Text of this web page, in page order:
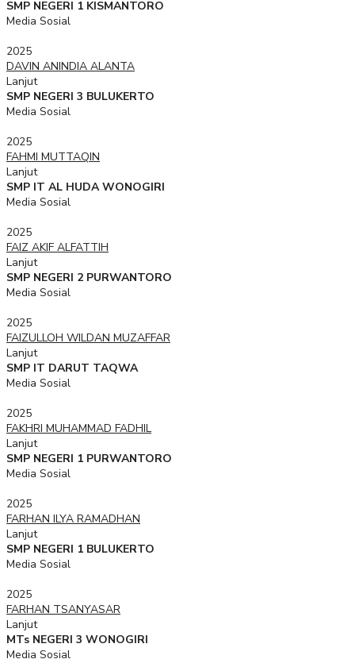
SMP NEGERI 1 KISMANTORO
Media Sosial
2025
DAVIN ANINDIA ALANTA
Lanjut
SMP NEGERI 3 BULUKERTO
Media Sosial
2025
FAHMI MUTTAQIN
Lanjut
SMP IT AL HUDA WONOGIRI
Media Sosial
2025
FAIZ AKIF ALFATTIH
Lanjut
SMP NEGERI 2 PURWANTORO
Media Sosial
2025
FAIZULLOH WILDAN MUZAFFAR
Lanjut
SMP IT DARUT TAQWA
Media Sosial
2025
FAKHRI MUHAMMAD FADHIL
Lanjut
SMP NEGERI 1 PURWANTORO
Media Sosial
2025
FARHAN ILYA RAMADHAN
Lanjut
SMP NEGERI 1 BULUKERTO
Media Sosial
2025
FARHAN TSANYASAR
Lanjut
MTs NEGERI 3 WONOGIRI
Media Sosial